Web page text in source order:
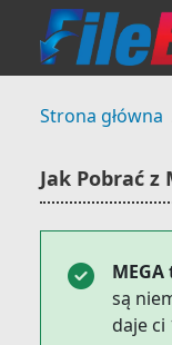
Strona główna
Jak Pobrać z
są
daje ci